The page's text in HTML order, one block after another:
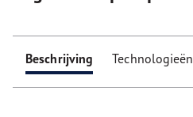
Beschrijving Technologieën